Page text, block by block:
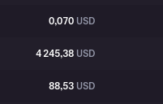
0,070 USD
4 245,38 USD
88,53 USD